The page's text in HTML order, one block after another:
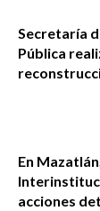
Secretaría
Pública
En
acciones